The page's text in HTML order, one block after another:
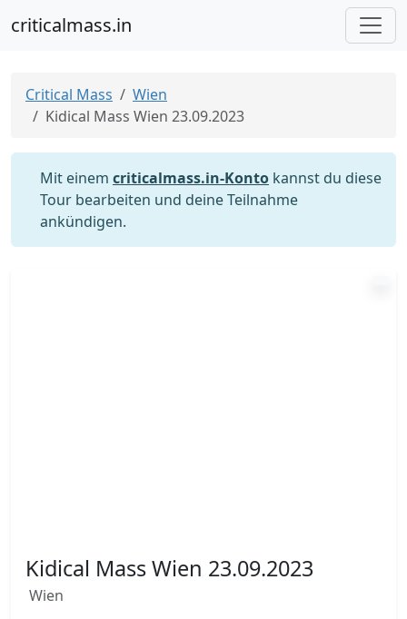
criticalmass.in
Critical Mass
Wien
Kidical Mass Wien 23.09.2023
Mit einem criticalmass.in-Konto kannst du diese
Tour bearbeiten und deine Teilnahme
ankündigen.
Kidical Mass Wien 23.09.2023
Wien